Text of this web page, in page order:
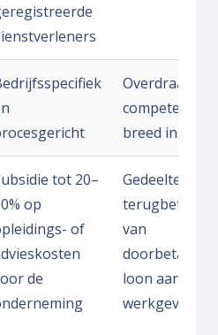
competenties,
breed
tot 20–
op
of
de
Gedeeltelijke
terugbetaling
van
doorbetaald
loon aan
werkgever